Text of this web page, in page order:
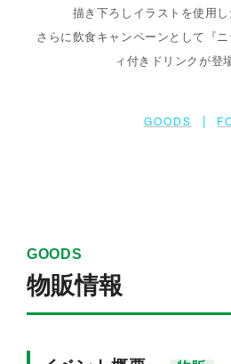
描き下ろしイラストを使用し
さらに飲食キャンペーンとして『
ィ付きドリンクが登
GOODS |
GOODS
物販情報